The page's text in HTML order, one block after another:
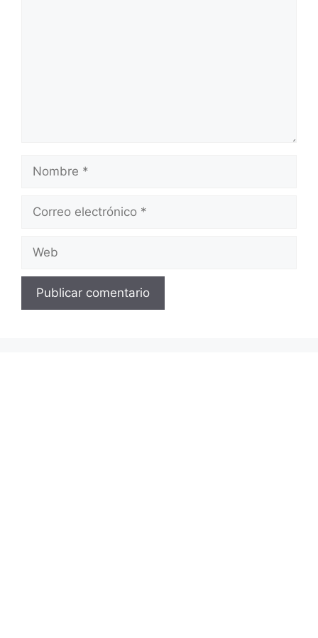
Nombre
Correo
Web